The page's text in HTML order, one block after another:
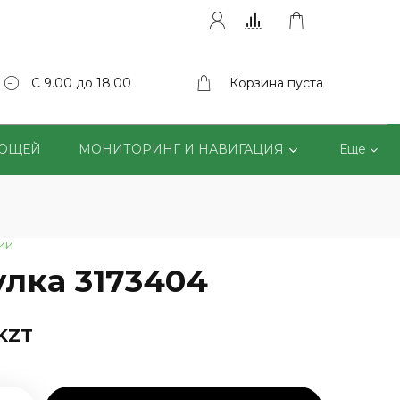
С 9.00 до 18.00 Корзина пуста
МОНИТОРИНГ И НАВИГАЦИЯ Еще
3173404